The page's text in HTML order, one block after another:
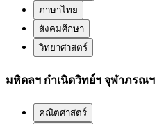
ภาษาไทย
สังคมศึกษา
วิทยาศาสตร์
มหิดลฯ กำเนิดวิทย์ฯ จุฬาภรณฯ
คณิตศาสตร์